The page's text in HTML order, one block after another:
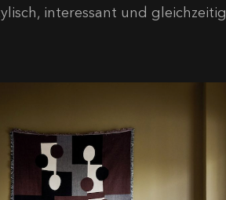
interessant und gleichzeitig